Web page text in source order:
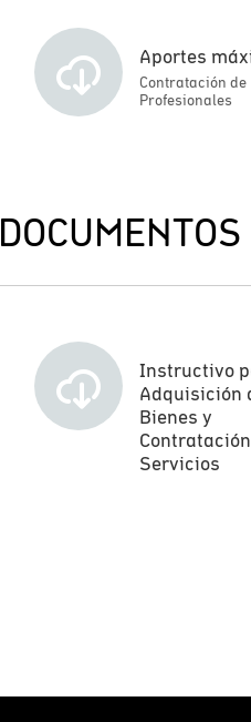
Aportes
Contratación de
Profesionales
Instructivo
Adquisición
Bienes y
Servicios